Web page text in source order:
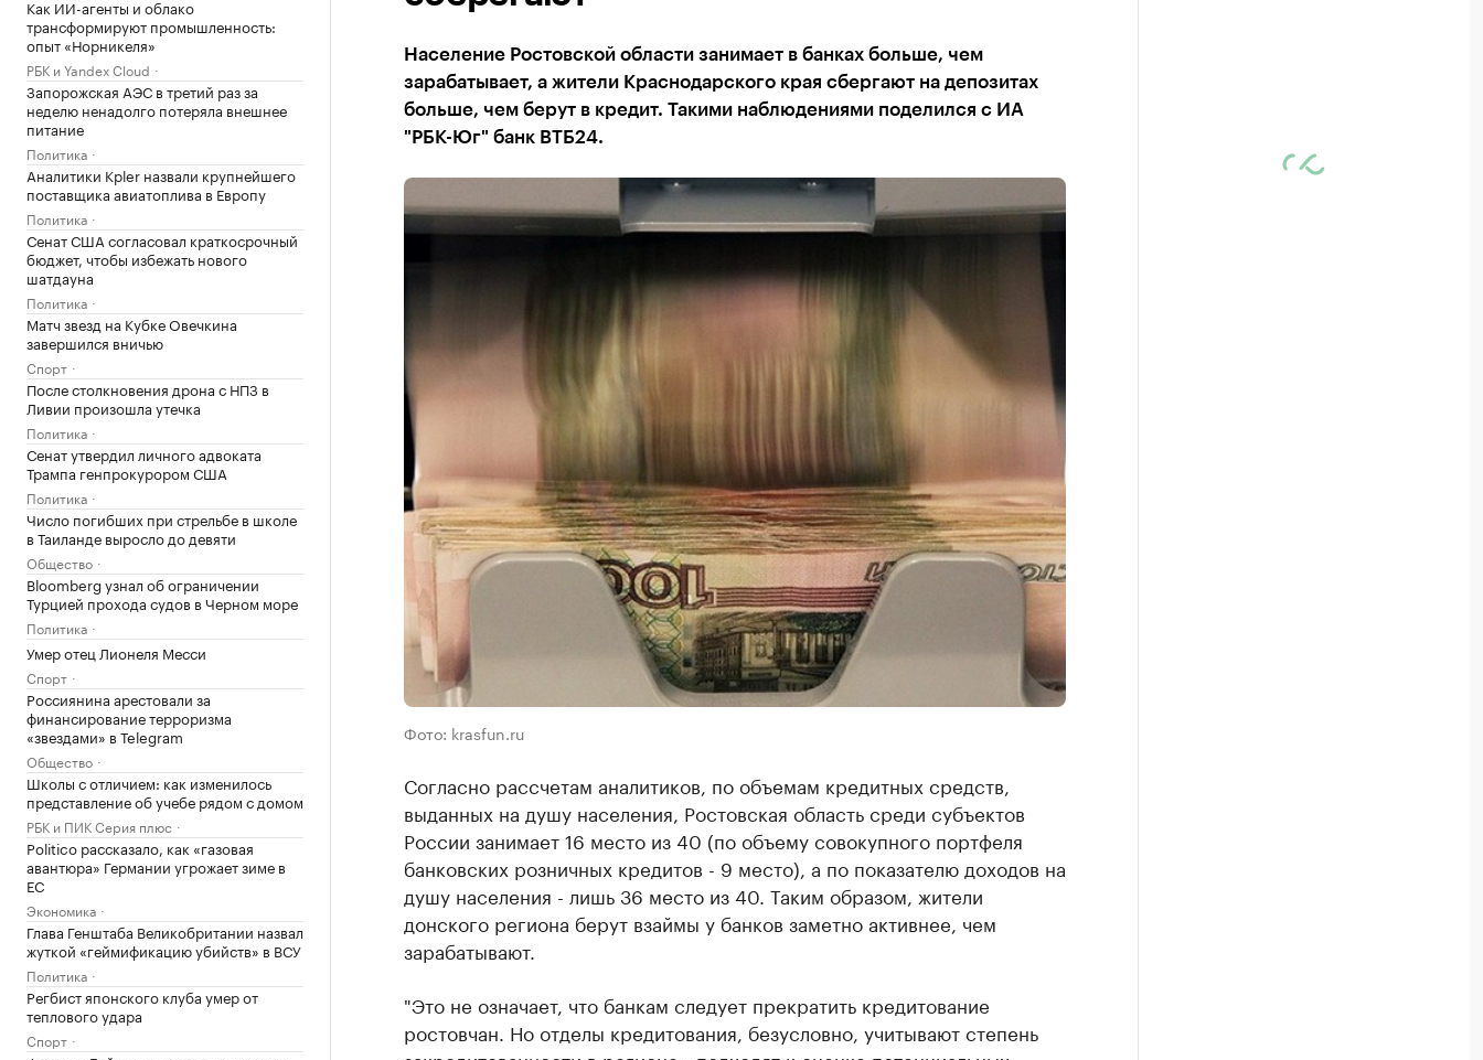
Как ИИ-агенты и облако
трансформируют промышленность:
опыт «Норникеля»
РБК и Yandex Cloud
Запорожская АЭС в третий раз за
неделю ненадолго потеряла внешнее
питание
Политика
Аналитики Kpler назвали крупнейшего
поставщика авиатоплива в Европу
Политика
Сенат США согласовал краткосрочный
бюджет, чтобы избежать нового
шатдауна
Политика
Матч звезд на Кубке Овечкина
завершился вничью
Спорт
После столкновения дрона с НПЗ в
Ливии произошла утечка
Политика
Сенат утвердил личного адвоката
Трампа генпрокурором США
Политика
Число погибших при стрельбе в школе
в Таиланде выросло до девяти
Общество
Bloomberg узнал об ограничении
Турцией прохода судов в Черном море
Политика
Умер отец Лионеля Месси
Спорт
Россиянина арестовали за
финансирование терроризма
«звездами» в Telegram
Общество
Школы с отличием: как изменилось
представление об учебе рядом с домом
РБК и ПИК Серия плюс
Politico рассказало, как «газовая
авантюра» Германии угрожает зиме в
ЕС
Экономика
Глава Генштаба Великобритании назвал
жуткой «геймификацию убийств» в ВСУ
Политика
Регбист японского клуба умер от
теплового удара
Спорт
Население Ростовской области занимает в банках больше, чем
зарабатывает, а жители Краснодарского края сбергают на депозитах
больше, чем берут в кредит. Такими наблюдениями поделился с ИА
"РБК-Юг" банк ВТБ24.
Фото: krasfun.ru
Согласно рассчетам аналитиков, по объемам кредитных средств,
выданных на душу населения, Ростовская область среди субъектов
России занимает 16 место из 40 (по объему совокупного портфеля
банковских розничных кредитов - 9 место), а по показателю доходов на
душу населения - лишь 36 место из 40. Таким образом, жители
донского региона берут взаймы у банков заметно активнее, чем
зарабатывают.
"Это не означает, что банкам следует прекратить кредитование
ростовчан. Но отделы кредитования, безусловно, учитывают степень